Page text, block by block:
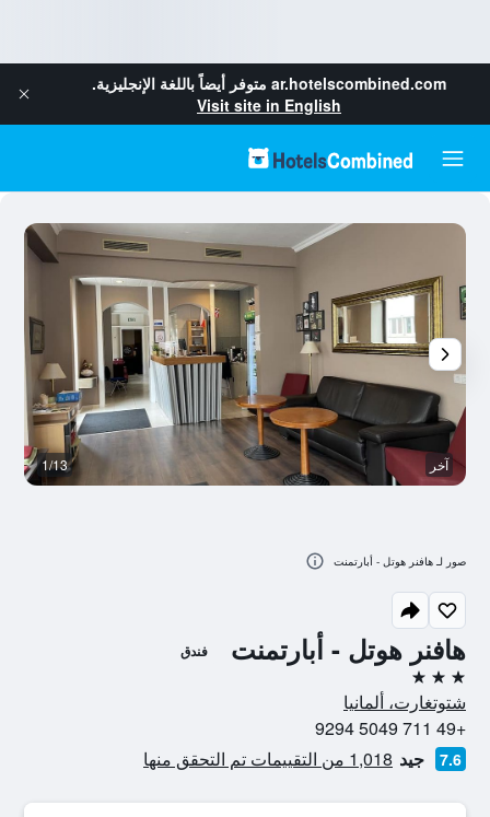
ar.hotelscombined.com متوفر أيضاً باللغة الإنجليزية.
Visit site in English
هافنر هوتل - أبارتمنت فندق
3 نجوم
شتوتغارت، ألمانيا
+49 711 5049 9294
7.6 جيد 1,018 من التقييمات تم التحقق منها
آخر 1/13
صور لـ هافنر هوتل - أبارتمنت